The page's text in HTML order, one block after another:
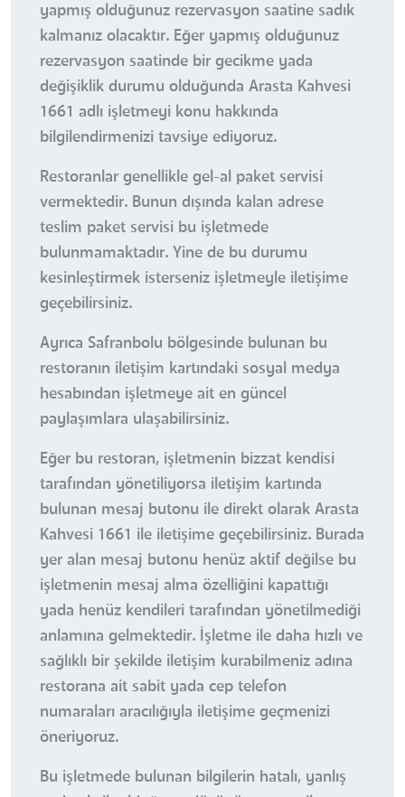
yapmış olduğunuz rezervasyon saatine sadık
kalmanız olacaktır. Eğer yapmış olduğunuz
rezervasyon saatinde bir gecikme yada
değişiklik durumu olduğunda Arasta Kahvesi
1661 adlı işletmeyi konu hakkında
bilgilendirmenizi tavsiye ediyoruz.
Restoranlar genellikle gel-al paket servisi
vermektedir. Bunun dışında kalan adrese
teslim paket servisi bu işletmede
bulunmamaktadır. Yine de bu durumu
kesinleştirmek isterseniz işletmeyle iletişime
geçebilirsiniz.
Ayrıca Safranbolu bölgesinde bulunan bu
restoranın iletişim kartındaki sosyal medya
hesabından işletmeye ait en güncel
paylaşımlara ulaşabilirsiniz.
Eğer bu restoran, işletmenin bizzat kendisi
tarafından yönetiliyorsa iletişim kartında
bulunan mesaj butonu ile direkt olarak Arasta
Kahvesi 1661 ile iletişime geçebilirsiniz. Burada
yer alan mesaj butonu henüz aktif değilse bu
işletmenin mesaj alma özelliğini kapattığı
yada henüz kendileri tarafından yönetilmediği
anlamına gelmektedir. İşletme ile daha hızlı ve
sağlıklı bir şekilde iletişim kurabilmeniz adına
restorana ait sabit yada cep telefon
numaraları aracılığıyla iletişime geçmenizi
öneriyoruz.
Bu işletmede bulunan bilgilerin hatalı, yanlış